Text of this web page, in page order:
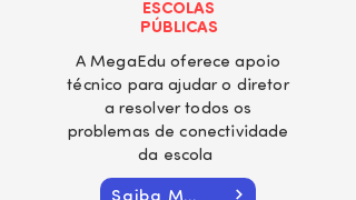
ESCOLAS
PÚBLICAS
A MegaEdu oferece apoio
técnico para ajudar o diretor
a resolver todos os
problemas de conectividade
da escola
Saiba Mais